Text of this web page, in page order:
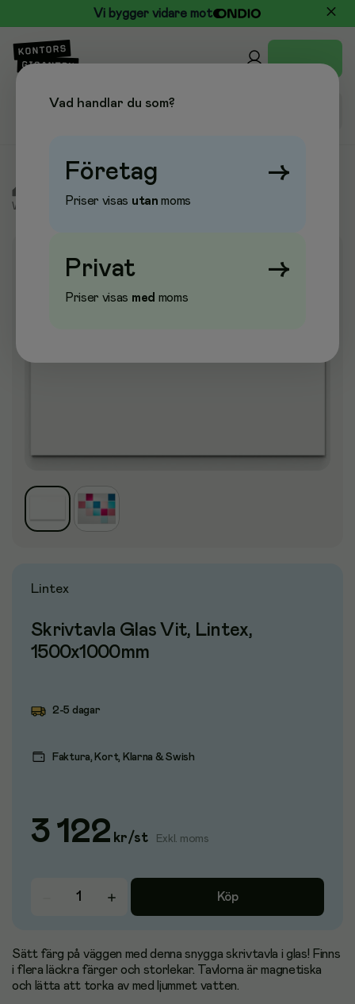
Vi bygger vidare mot
Whiteboard & Skrivtavlor/ Skrivtavlor Glas
Lintex
Skrivtavla Glas Vit, Lintex,
1500x1000mm
2-5 dagar
Faktura, Kort, Klarna & Swish
3 122 kr/st Exkl. moms
Köp
Sätt färg på väggen med denna snygga skrivtavla i glas! Finns
i flera läckra färger och storlekar. Tavlorna är magnetiska
och lätta att torka av med ljummet vatten.
Vad handlar du som?
Företag →
Priser visas utan moms
Privat →
Priser visas med moms